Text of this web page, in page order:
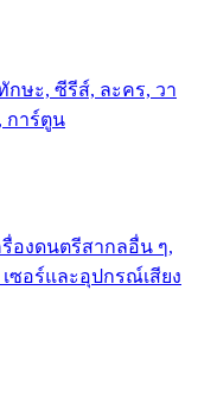
กษะ, ซีรีส์, ละคร, วา
การ์ตูน
รื่องดนตรีสากลอื่น ๆ,
ซอร์และอุปกรณ์เสียง